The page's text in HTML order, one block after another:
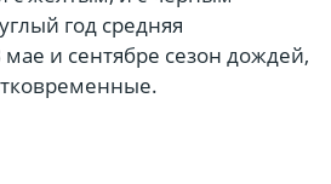
год средняя
и сентябре сезон дождей,